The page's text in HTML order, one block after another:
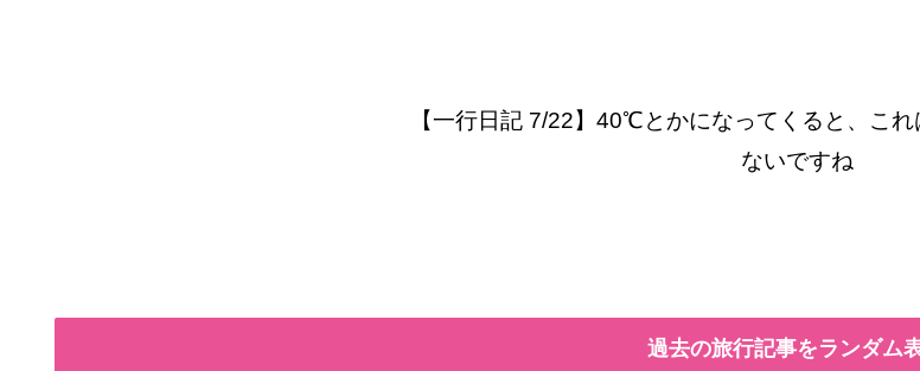
【一行日記 7/22】40℃とかになってくると、こ
ないですね
過去の旅行記事をランダム